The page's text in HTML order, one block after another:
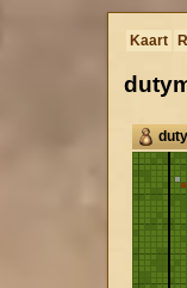
Kaart